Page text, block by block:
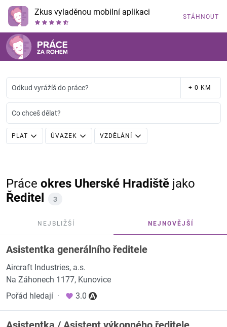
Zkus vyladěnou mobilní aplikaci STÁHNOUT
Odkud vyrážíš do práce? + 0 KM
Co chceš dělat?
PLAT ÚVAZEK VZDĚLÁNÍ
Práce okres Uherské Hradiště jako
Ředitel
3
NEJBLIŽŠÍ NEJNOVĚJŠÍ
Asistentka generálního ředitele
Aircraft Industries, a.s.
Na Záhonech 1177, Kunovice
Pořád hledají · 3.0